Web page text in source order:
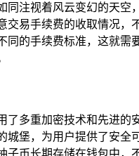
同注视着风云变幻的天空
交易手续费的收取情况，
同的手续费标准，这就需
了多重加密技术和先进的
城堡，为用户提供了安全
子币长期存储在钱包中，